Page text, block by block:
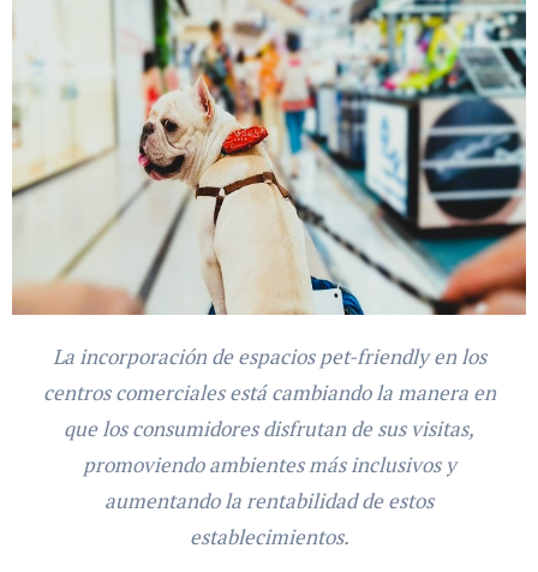
La incorporación de espacios pet-friendly en los
centros comerciales está cambiando la manera en
que los consumidores disfrutan de sus visitas,
promoviendo ambientes más inclusivos y
aumentando la rentabilidad de estos
establecimientos.